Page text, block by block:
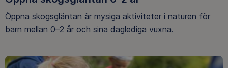
Öppna skogsgläntan är mysiga aktiviteter i naturen för
barn mellan 0–2 år och sina daglediga vuxna.